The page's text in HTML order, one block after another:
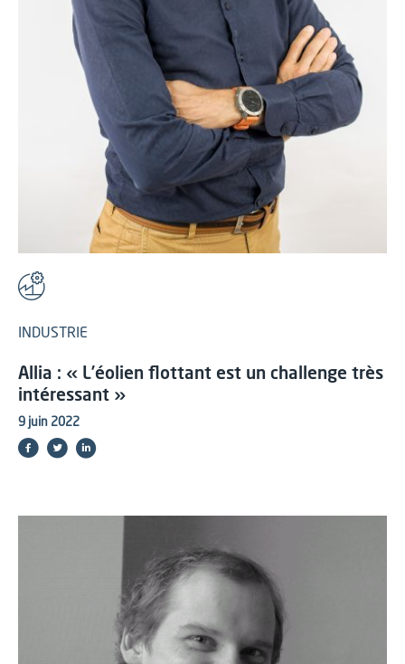
INDUSTRIE
Allia : « L’éolien flottant est un challenge très
intéressant »
9 juin 2022